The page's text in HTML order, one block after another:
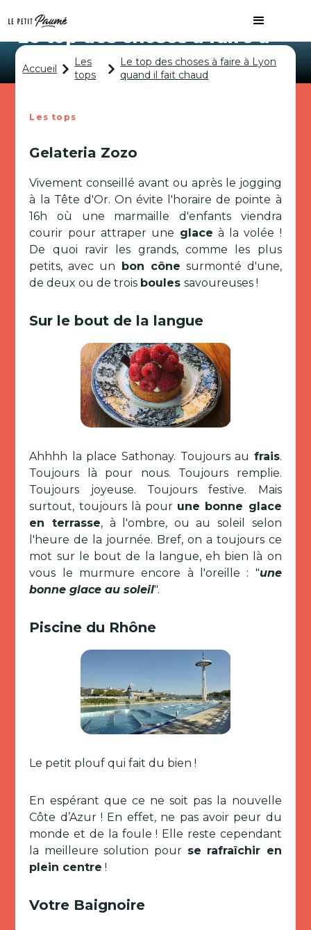
Le top des choses à faire à
Lyon quand il fait chaud
Accueil
Les
tops
Le top des choses à faire à Lyon
quand il fait chaud
Les tops
Gelateria Zozo
Vivement conseillé avant ou après le jogging
à la Tête d'Or. On évite l'horaire de pointe à
16h où une marmaille d'enfants viendra
courir pour attraper une glace à la volée !
De quoi ravir les grands, comme les plus
petits, avec un bon cône surmonté d'une,
de deux ou de trois boulessavoureuses !
Sur le bout de la langue
Ahhhh la place Sathonay. Toujours au frais.
Toujours là pour nous. Toujours remplie.
Toujours joyeuse. Toujours festive. Mais
surtout, toujours là pour une bonne glace
en terrasse, à l'ombre, ou au soleil selon
l'heure de la journée. Bref, on a toujours ce
mot sur le bout de la langue, eh bien là on
vous le murmure encore à l'oreille : "une
bonne glace au soleil".
Piscine du Rhône
Le petit plouf qui fait du bien !
En espérant que ce ne soit pas la nouvelle
Côte d’Azur ! En effet, ne pas avoir peur du
monde et de la foule ! Elle reste cependant
la meilleure solution pour se rafraîchir en
plein centre !
Votre Baignoire